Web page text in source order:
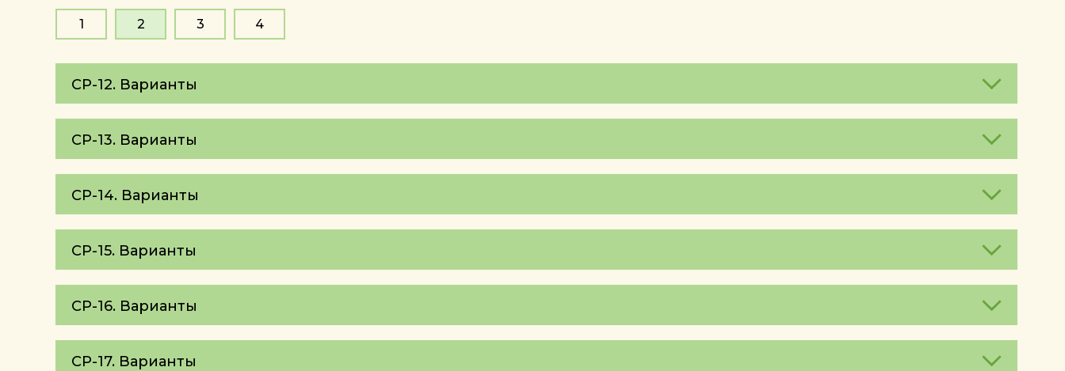
1 2 3 4
СР-12. Варианты
СР-13. Варианты
СР-14. Варианты
СР-15. Варианты
СР-16. Варианты
СР-17. Варианты